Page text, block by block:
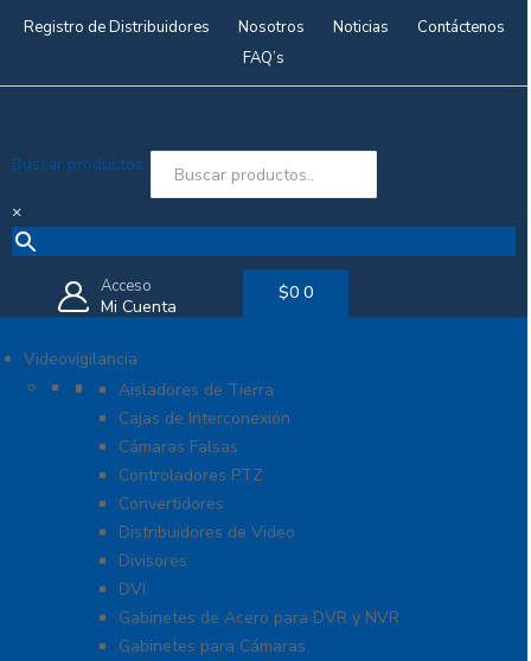
Registro de Distribuidores Nosotros Noticias
Contáctenos
FAQ’s
Buscar productos..
×
Acceso
Mi Cuenta
$0 0
Videovigilancia
Accesorios generales
Aisladores de Tierra
Cajas de Interconexión
Cámaras Falsas
Controladores PTZ
Convertidores
Distribuidores de Video
Divisores
DVI
Gabinetes de Acero para DVR y NVR
Gabinetes para Cámaras